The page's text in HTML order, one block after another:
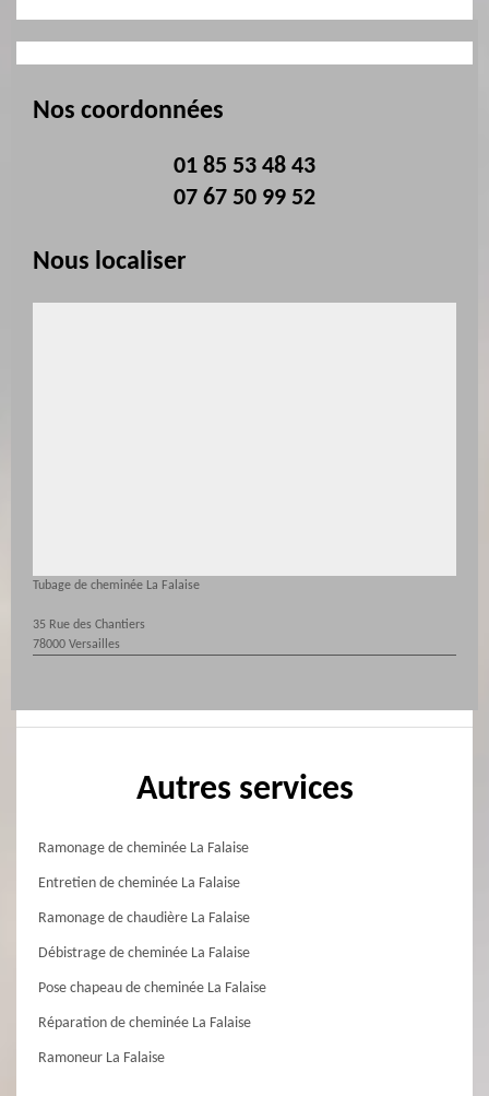
Nos coordonnées
01 85 53 48 43
07 67 50 99 52
Nous localiser
Tubage de cheminée La Falaise
35 Rue des Chantiers
78000 Versailles
Autres services
Ramonage de cheminée La Falaise
Entretien de cheminée La Falaise
Ramonage de chaudière La Falaise
Débistrage de cheminée La Falaise
Pose chapeau de cheminée La Falaise
Réparation de cheminée La Falaise
Ramoneur La Falaise